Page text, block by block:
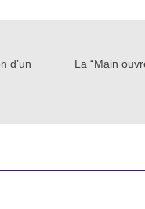
d’un
La “Main